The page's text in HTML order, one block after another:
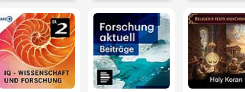
schon hier bei uns sind?
00:21:08 · Olaf Scholz betont die Bedeutung des
Batterierecyclings für die nationale Rohstoffunabhängigkeit.
Aber ich bin auch fest davon überzeugt, dass wir ein
gutes Einvernehmen suchen sollten mit den